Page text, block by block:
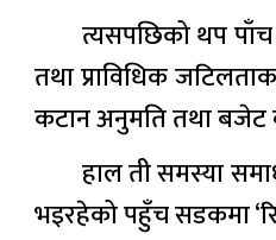
त्यसपछिको थप पाँच
तथा प्राविधिक
कटान अनुमति तथा बजेट
हाल ती समस्या
भइरहेको पहुँच सडकमा